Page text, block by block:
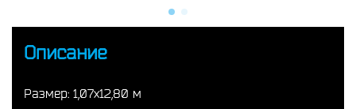
Описание
Размер: 1,07х12,80 м